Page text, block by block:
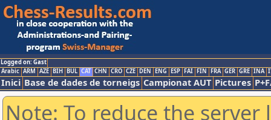
Logged on: Gast
Arabic ARM AZE BIH BUL CAT CHN CRO CZE DEN ENG ESP FAI FIN FRA GER GRE INA
Inici Base de dades de torneigs Campionat AUT Pictures
Note: To reduce the